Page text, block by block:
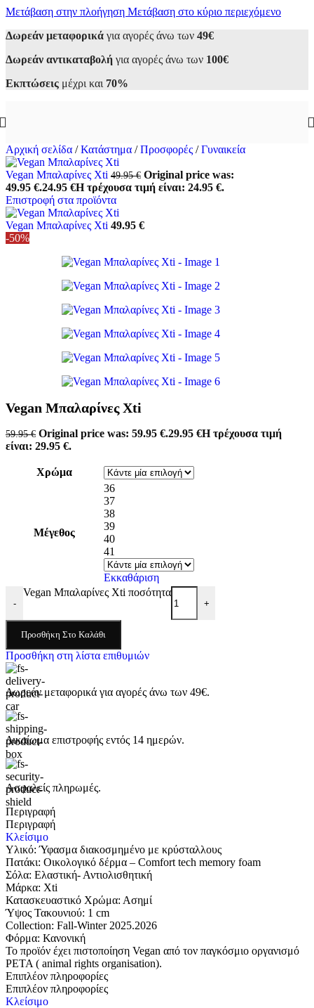
Μετάβαση στην πλοήγηση Μετάβαση στο κύριο περιεχόμενο
Δωρεάν μεταφορικά για αγορές άνω των 49€
Δωρεάν αντικαταβολή για αγορές άνω των 100€
Εκπτώσεις μέχρι και 70%
Αρχική σελίδα / Κατάστημα / Προσφορές / Γυναικεία
Vegan Μπαλαρίνες Xti 49.95€ Original price was:
49.95 €.24.95 €Η τρέχουσα τιμή είναι: 24.95 €.
Επιστροφή στα προϊόντα
Vegan Μπαλαρίνες Xti 49.95 €
-50%
Vegan Μπαλαρίνες Xti
59.95€ Original price was: 59.95 €.29.95 €Η τρέχουσα τιμή
είναι: 29.95 €.
Χρώμα
Μέγεθος
36
37
38
39
40
41
Εκκαθάριση
-
Vegan Μπαλαρίνες Xti ποσότητα
+
Προσθήκη Στο Καλάθι
Προσθήκη στη λίστα επιθυμιών
Δωρεάν μεταφορικά για αγορές άνω των 49€.
Δικαίωμα επιστροφής εντός 14 ημερών.
Ασφαλείς πληρωμές.
Περιγραφή
Περιγραφή
Κλείσιμο
Υλικό: Ύφασμα διακοσμημένο με κρύσταλλους
Πατάκι: Οικολογικό δέρμα – Comfort tech memory foam
Σόλα: Eλαστική- Αντιολισθητική
Μάρκα: Xti
Κατασκευαστικό Χρώμα: Ασημί
Ύψος Τακουνιού: 1 cm
Collection: Fall-Winter 2025.2026
Φόρμα: Κανονική
Το προϊόν έχει πιστοποίηση Vegan από τον παγκόσμιο οργανισμό
PETA ( animal rights organisation).
Επιπλέον πληροφορίες
Επιπλέον πληροφορίες
Κλείσιμο